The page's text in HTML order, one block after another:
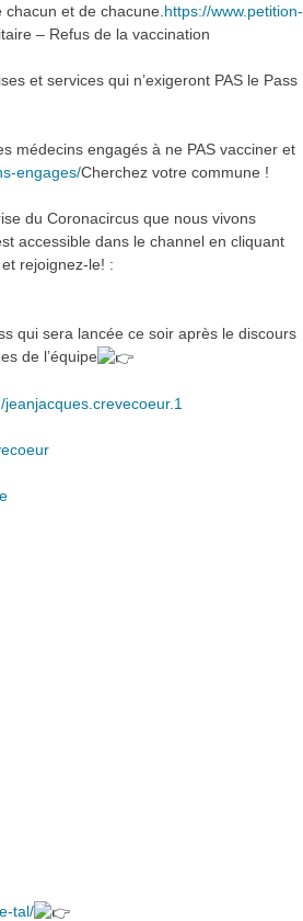
et de chacune. https://www.petition-
– Refus de la vaccination
et services qui n’exigeront PAS le Pass
médecins engagés à ne PAS vacciner et
engages/Cherchez votre commune !
du Coronacircus que nous vivons
accessible dans le channel en cliquant
rejoignez-le! :
qui sera lancée ce soir après le discours
de l’équipe
tal/